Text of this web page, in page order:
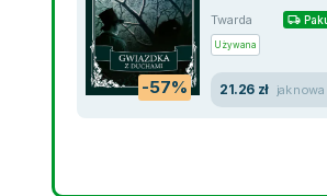
-57%
Twarda
Używana
21.26 zł jak nowa